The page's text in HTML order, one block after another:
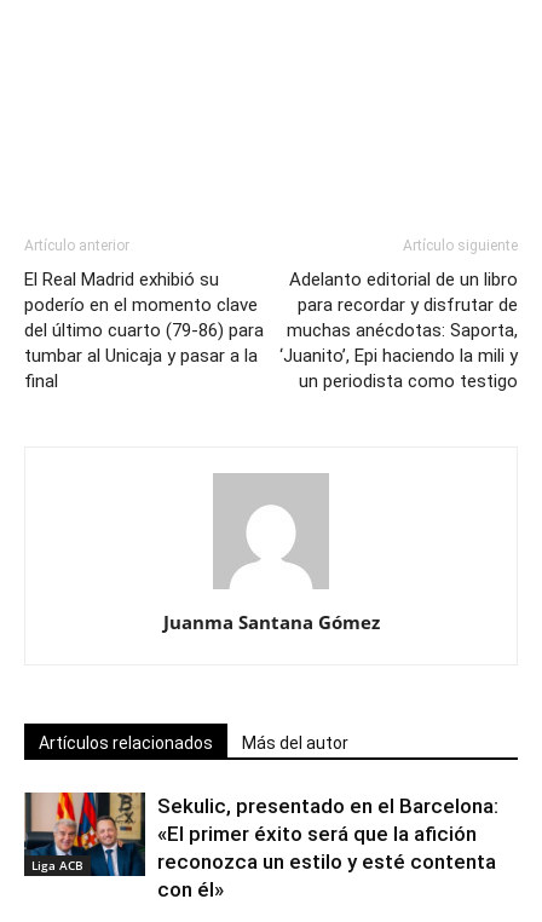
Artículo anterior
El Real Madrid exhibió su
poderío en el momento clave
del último cuarto (79-86) para
tumbar al Unicaja y pasar a la
final
Artículo siguiente
Adelanto editorial de un libro
para recordar y disfrutar de
muchas anécdotas: Saporta,
‘Juanito’, Epi haciendo la mili y
un periodista como testigo
Juanma Santana Gómez
Artículos relacionados Más del autor
Liga ACB
Sekulic, presentado en el Barcelona:
«El primer éxito será que la afición
reconozca un estilo y esté contenta
con él»